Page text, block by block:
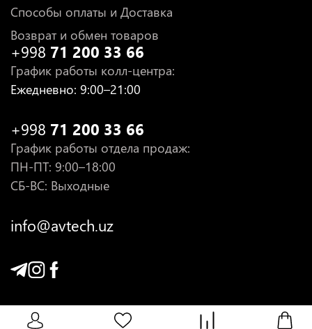
Способы оплаты и Доставка
Возврат и обмен товаров
+998 71 200 33 66
График работы колл-центра:
Ежедневно: 9:00–21:00
+998 71 200 33 66
График работы отдела продаж:
ПН-ПТ: 9:00–18:00
СБ-ВС: Выходные
info@avtech.uz